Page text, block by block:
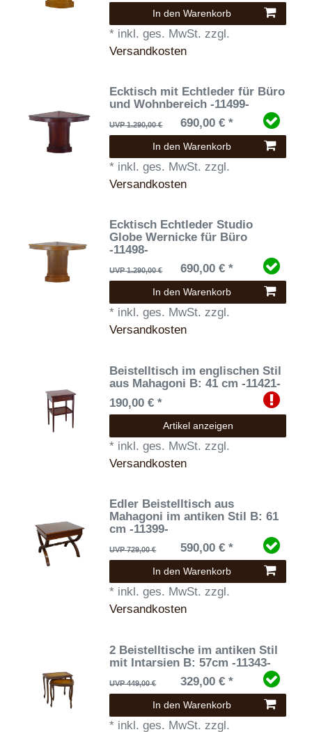
In den Warenkorb
* inkl. ges. MwSt. zzgl.
Versandkosten
Ecktisch mit Echtleder für Büro
und Wohnbereich -11499-
UVP 1.290,00 € 690,00 € *
In den Warenkorb
* inkl. ges. MwSt. zzgl.
Versandkosten
Ecktisch Echtleder Studio
Globe Wernicke für Büro
-11498-
UVP 1.290,00 € 690,00 € *
In den Warenkorb
* inkl. ges. MwSt. zzgl.
Versandkosten
Beistelltisch im englischen Stil
aus Mahagoni B: 41 cm -11421-
190,00 € *
Artikel anzeigen
* inkl. ges. MwSt. zzgl.
Versandkosten
Edler Beistelltisch aus
Mahagoni im antiken Stil B: 61
cm -11399-
UVP 729,00 € 590,00 € *
In den Warenkorb
* inkl. ges. MwSt. zzgl.
Versandkosten
2 Beistelltische im antiken Stil
mit Intarsien B: 57cm -11343-
UVP 449,00 € 329,00 € *
In den Warenkorb
* inkl. ges. MwSt. zzgl.